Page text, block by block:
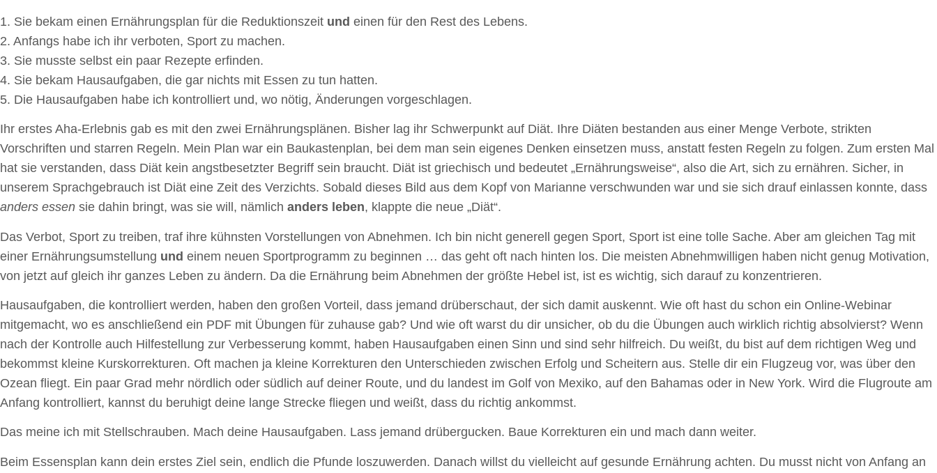
1. Sie bekam einen Ernährungsplan für die Reduktionszeit und einen für den Rest des Lebens.
2. Anfangs habe ich ihr verboten, Sport zu machen.
3. Sie musste selbst ein paar Rezepte erfinden.
4. Sie bekam Hausaufgaben, die gar nichts mit Essen zu tun hatten.
5. Die Hausaufgaben habe ich kontrolliert und, wo nötig, Änderungen vorgeschlagen.
Ihr erstes Aha-Erlebnis gab es mit den zwei Ernährungsplänen. Bisher lag ihr Schwerpunkt auf Diät. Ihre Diäten bestanden aus einer Menge Verbote, strikten
Vorschriften und starren Regeln. Mein Plan war ein Baukastenplan, bei dem man sein eigenes Denken einsetzen muss, anstatt festen Regeln zu folgen. Zum ersten Mal
hat sie verstanden, dass Diät kein angstbesetzter Begriff sein braucht. Diät ist griechisch und bedeutet „Ernährungsweise“, also die Art, sich zu ernähren. Sicher, in
unserem Sprachgebrauch ist Diät eine Zeit des Verzichts. Sobald dieses Bild aus dem Kopf von Marianne verschwunden war und sie sich drauf einlassen konnte, dass
anders essen sie dahin bringt, was sie will, nämlich anders leben, klappte die neue „Diät“.
Das Verbot, Sport zu treiben, traf ihre kühnsten Vorstellungen von Abnehmen. Ich bin nicht generell gegen Sport, Sport ist eine tolle Sache. Aber am gleichen Tag mit
einer Ernährungsumstellung und einem neuen Sportprogramm zu beginnen … das geht oft nach hinten los. Die meisten Abnehmwilligen haben nicht genug Motivation,
von jetzt auf gleich ihr ganzes Leben zu ändern. Da die Ernährung beim Abnehmen der größte Hebel ist, ist es wichtig, sich darauf zu konzentrieren.
Hausaufgaben, die kontrolliert werden, haben den großen Vorteil, dass jemand drüberschaut, der sich damit auskennt. Wie oft hast du schon ein Online-Webinar
mitgemacht, wo es anschließend ein PDF mit Übungen für zuhause gab? Und wie oft warst du dir unsicher, ob du die Übungen auch wirklich richtig absolvierst? Wenn
nach der Kontrolle auch Hilfestellung zur Verbesserung kommt, haben Hausaufgaben einen Sinn und sind sehr hilfreich. Du weißt, du bist auf dem richtigen Weg und
bekommst kleine Kurskorrekturen. Oft machen ja kleine Korrekturen den Unterschieden zwischen Erfolg und Scheitern aus. Stelle dir ein Flugzeug vor, was über den
Ozean fliegt. Ein paar Grad mehr nördlich oder südlich auf deiner Route, und du landest im Golf von Mexiko, auf den Bahamas oder in New York. Wird die Flugroute am
Anfang kontrolliert, kannst du beruhigt deine lange Strecke fliegen und weißt, dass du richtig ankommst.
Das meine ich mit Stellschrauben. Mach deine Hausaufgaben. Lass jemand drübergucken. Baue Korrekturen ein und mach dann weiter.
Beim Essensplan kann dein erstes Ziel sein, endlich die Pfunde loszuwerden. Danach willst du vielleicht auf gesunde Ernährung achten. Du musst nicht von Anfang an